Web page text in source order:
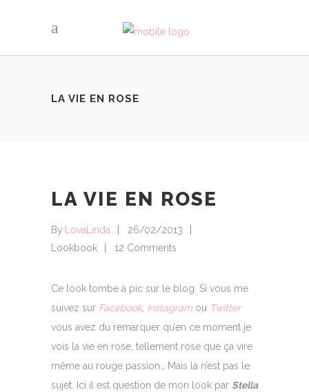
LA VIE EN ROSE
LA VIE EN ROSE
By LovaLinda
26/02/2013
Lookbook
12 Comments
Ce look tombe à pic sur le blog. Si vous me
suivez sur Facebook, Instagram ou Twitter
vous avez du remarquer qu’en ce moment je
vois la vie en rose, tellement rose que ça vire
même au rouge passion… Mais là n’est pas le
sujet. Ici il est question de mon look par Stella